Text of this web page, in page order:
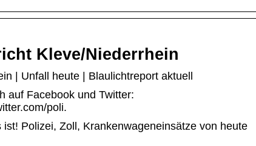
Kleve/Niederrhein
| Unfall heute | Blaulichtreport aktuell
auf Facebook und Twitter:
poli.
Polizei, Zoll, Krankenwageneinsätze von heute